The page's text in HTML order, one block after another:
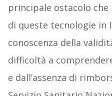
principale ostacolo
di queste tecnologie in
conoscenza della
difficoltà a
e dall’assenza di